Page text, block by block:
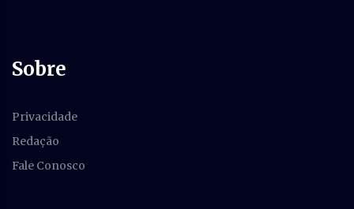
Sobre
Privacidade
Redação
Fale Conosco